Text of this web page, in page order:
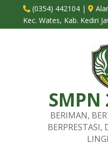
 (0354) 442104| 
Kec. Wates, Kab. Kediri
SMPN
BERIMAN,
BERPRESTASI,